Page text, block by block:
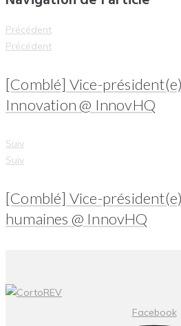
Précédent
Précédent
[Comblé] Vice-
Innovation @ InnovHQ
Suiv
Suiv
[Comblé] Vice-
humaines @ InnovHQ
Facebook